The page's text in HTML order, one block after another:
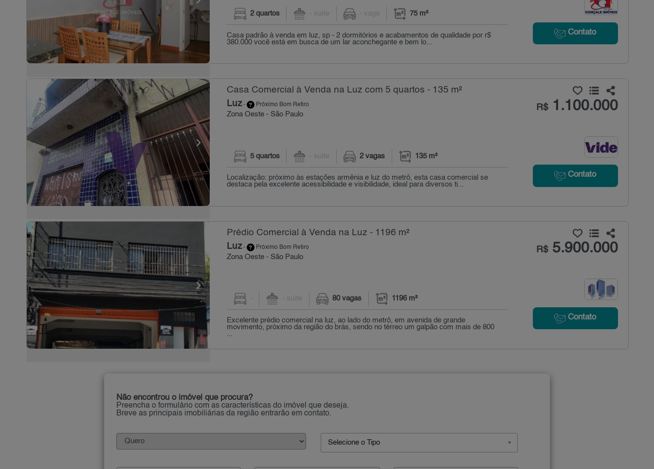
Contato
2 quartos - suíte - vaga 75 m²
Casa padrão à venda em luz, sp - 2 dormitórios e acabamentos de qualidade por r$
380.000 você está em busca de um lar aconchegante e bem lo...
Casa Comercial à Venda na Luz com 5 quartos - 135 m²
Luz- Próximo Bom Retiro
Zona Oeste - São Paulo
R$1.100.000
Contato
5 quartos - suíte 2 vagas 135 m²
Localização: próximo às estações armênia e luz do metrô, esta casa comercial se
destaca pela excelente acessibilidade e visibilidade, ideal para diversos ti...
Prédio Comercial à Venda na Luz - 1196 m²
Luz- Próximo Bom Retiro
Zona Oeste - São Paulo
R$5.900.000
Contato
- - suíte 80 vagas 1196 m²
Excelente prédio comercial na luz, ao lado do metrô, em avenida de grande
movimento, próximo da região do brás, sendo no térreo um galpão com mais de 800
...
Não encontrou o imóvel que procura?
Preencha o formulário com as características do imóvel que deseja.
Breve as principais imobiliárias da região entrarão em contato.
Selecione o Tipo